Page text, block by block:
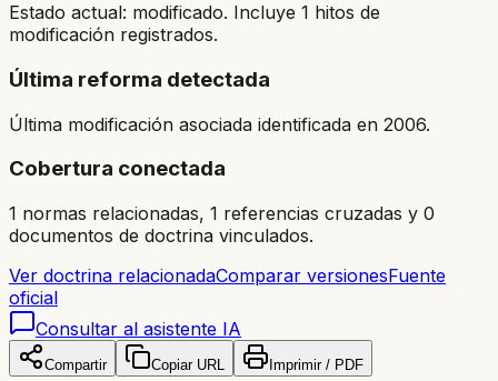
Estado actual: modificado. Incluye 1 hitos de
modificación registrados.
Última reforma detectada
Última modificación asociada identificada en 2006.
Cobertura conectada
1 normas relacionadas, 1 referencias cruzadas y 0
documentos de doctrina vinculados.
Ver doctrina relacionadaComparar versionesFuente
oficial
Consultar al asistente IA
Compartir Copiar URL Imprimir / PDF